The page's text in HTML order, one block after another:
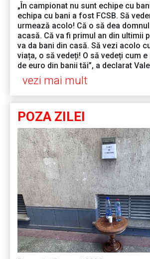
„În campionat nu sunt echipe cu
echipa cu bani a fost FCSB. Să
urmează acolo! Că o să dea
acasă. Că va fi primul an din ultimii
va da bani din casă. Să vezi acolo
viața, o să vedeți! O să vedeți cum e
de euro din banii tăi”, a declarat
vezi mai mult
POZA ZILEI